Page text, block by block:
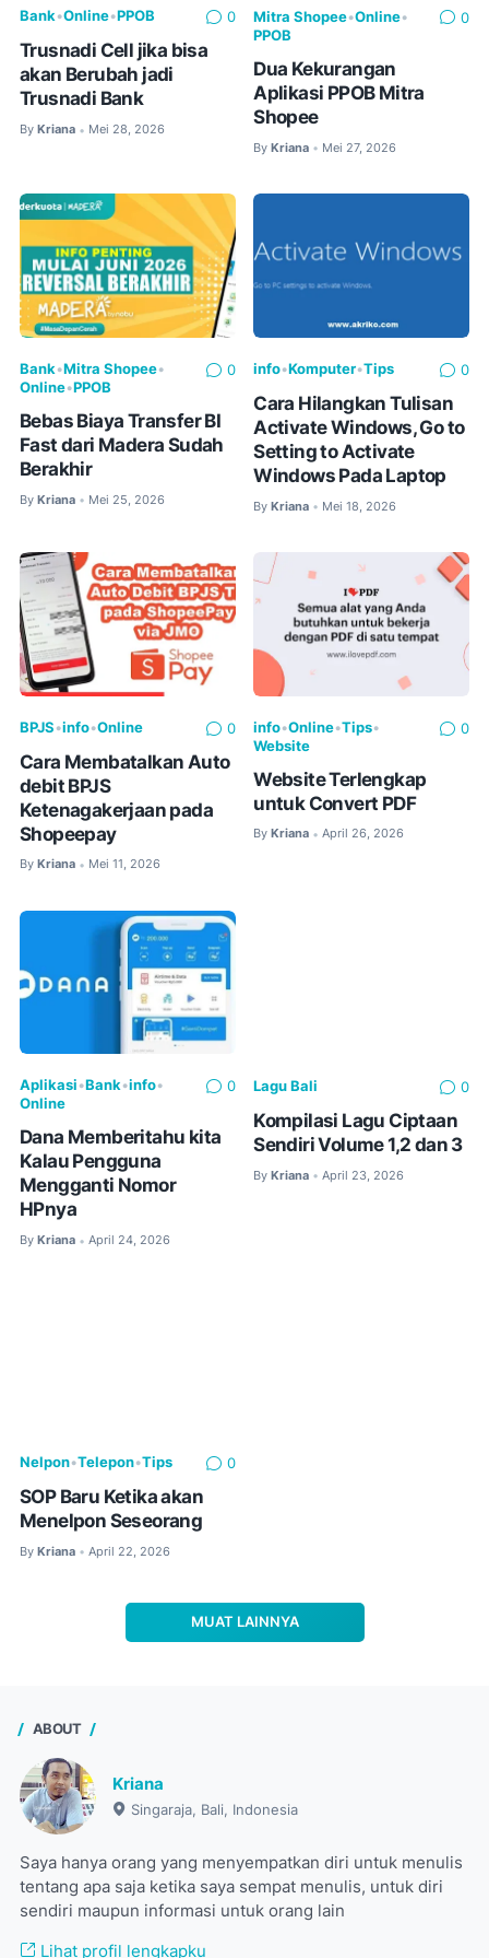
Bank•Online•PPOB 0
Trusnadi Cell jika bisa
akan Berubah jadi
Trusnadi Bank
By Kriana • Mei 28, 2026
Mitra Shopee•Online•
PPOB
0
Dua Kekurangan
Aplikasi PPOB Mitra
Shopee
By Kriana • Mei 27, 2026
Bank •Mitra Shopee•
Online•PPOB
0
Bebas Biaya Transfer BI
Fast dari Madera Sudah
Berakhir
By Kriana • Mei 25, 2026
info•Komputer•Tips 0
Cara Hilangkan Tulisan
Activate Windows, Go to
Setting to Activate
Windows Pada Laptop
By Kriana • Mei 18, 2026
BPJS •info•Online 0
Cara Membatalkan Auto
debit BPJS
Ketenagakerjaan pada
Shopeepay
By Kriana • Mei 11, 2026
info•Online•Tips•
Website
0
Website Terlengkap
untuk Convert PDF
By Kriana • April 26, 2026
Aplikasi •Bank•info•
Online
0
Dana Memberitahu kita
Kalau Pengguna
Mengganti Nomor
HPnya
By Kriana • April 24, 2026
Lagu Bali 0
Kompilasi Lagu Ciptaan
Sendiri Volume 1,2 dan 3
By Kriana • April 23, 2026
Nelpon•Telepon•Tips 0
SOP Baru Ketika akan
Menelpon Seseorang
By Kriana • April 22, 2026
MUAT LAINNYA
ABOUT
Kriana
Singaraja, Bali, Indonesia
Saya hanya orang yang menyempatkan diri untuk menulis
tentang apa saja ketika saya sempat menulis, untuk diri
sendiri maupun informasi untuk orang lain
Lihat profil lengkapku